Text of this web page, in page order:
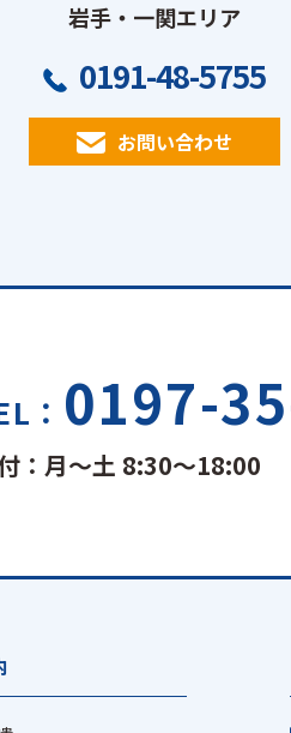
岩手・一関エリア
0191-48-5755
お問い合わせ
： 0197-
：月～土 8:30～18:00